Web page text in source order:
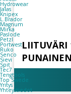
Hydrowear
Jalas
Knipex
L.Brador
Magnum
Mirka
Paslode
Petzl
Portwest
Ruko
Senco
Sievi
Spit
Tec7
Tengtools
Top Swede
Yritys
Yhteystiedot
LIITUVÄRI
PUNAINEN